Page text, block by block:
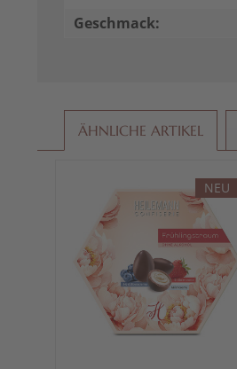
Geschmack:
ÄHNLICHE ARTIKEL
NEU